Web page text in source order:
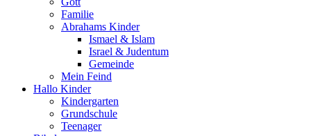
Familie
Abrahams Kinder
Ismael & Islam
Israel & Judentum
Gemeinde
Mein Feind
Hallo Kinder
Kindergarten
Grundschule
Teenager